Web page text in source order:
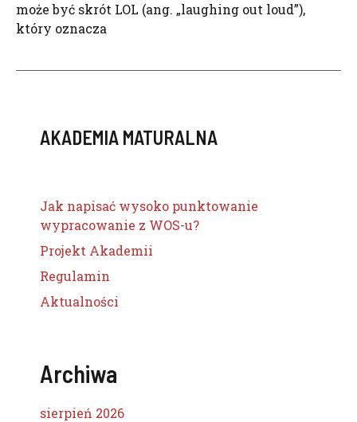
może być skrót LOL (ang. „laughing out loud”),
który oznacza
AKADEMIA MATURALNA
Jak napisać wysoko punktowanie
wypracowanie z WOS-u?
Projekt Akademii
Regulamin
Aktualności
Archiwa
sierpień 2026